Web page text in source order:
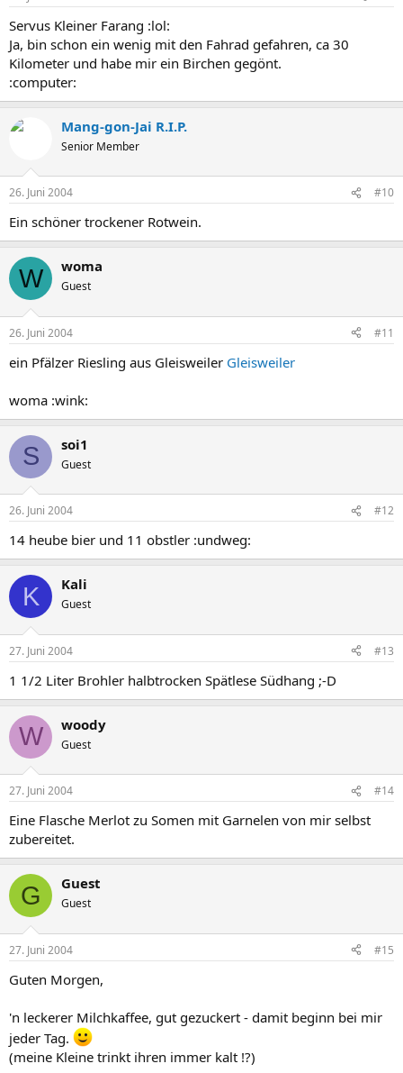
Servus Kleiner Farang :lol:
Ja, bin schon ein wenig mit den Fahrad gefahren, ca 30
Kilometer und habe mir ein Birchen gegönt.
:computer:
Mang-gon-Jai R.I.P.
Senior Member
26. Juni 2004 #10
Ein schöner trockener Rotwein.
W woma
Guest
26. Juni 2004 #11
ein Pfälzer Riesling aus Gleisweiler Gleisweiler
woma :wink:
S soi1
Guest
26. Juni 2004 #12
14 heube bier und 11 obstler :undweg:
K Kali
Guest
27. Juni 2004 #13
1 1/2 Liter Brohler halbtrocken Spätlese Südhang ;-D
W woody
Guest
27. Juni 2004 #14
Eine Flasche Merlot zu Somen mit Garnelen von mir selbst
zubereitet.
G Guest
Guest
27. Juni 2004 #15
Guten Morgen,
'n leckerer Milchkaffee, gut gezuckert - damit beginn bei mir
jeder Tag.
(meine Kleine trinkt ihren immer kalt !?)